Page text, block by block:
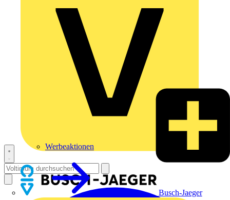
Busch-Jaeger
Werbeaktionen